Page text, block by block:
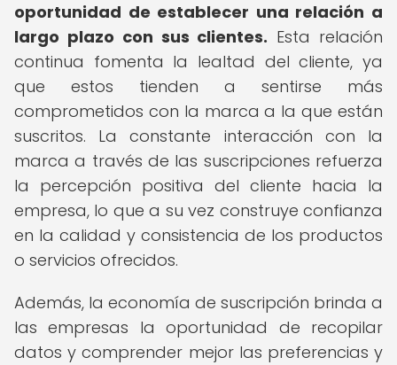
oportunidad de establecer una relación a
largo plazo con sus clientes. Esta relación
continua fomenta la lealtad del cliente, ya
que estos tienden a sentirse más
comprometidos con la marca a la que están
suscritos. La constante interacción con la
marca a través de las suscripciones refuerza
la percepción positiva del cliente hacia la
empresa, lo que a su vez construye confianza
en la calidad y consistencia de los productos
o servicios ofrecidos.
Además, la economía de suscripción brinda a
las empresas la oportunidad de recopilar
datos y comprender mejor las preferencias y